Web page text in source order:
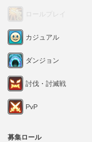
ロールプレイ
カジュアル
ダンジョン
討伐・討滅戦
PvP
募集ロール